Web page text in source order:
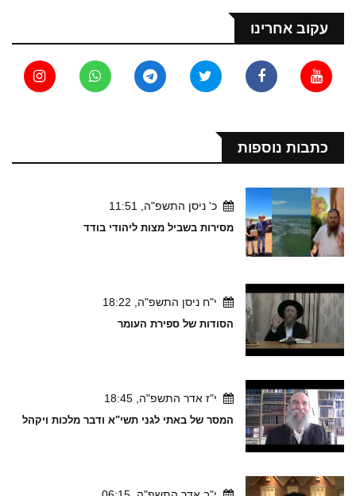
עקוב אחרינו
כתבות נוספות
כ' ניסן התשפ"ה, 11:51
מסירות בשביל מצות ליהודי בודד
י"ח ניסן התשפ"ה, 18:22
הסודות של ספירת העומר
י"ז אדר התשפ"ה, 18:45
המסר של באתי לגני תשי"א ודבר מלכות ויקהל